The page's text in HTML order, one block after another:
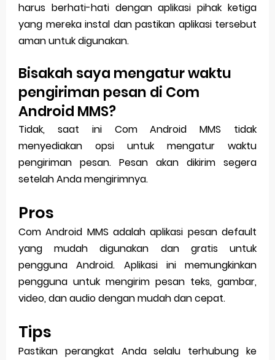
harus berhati-hati dengan aplikasi pihak ketiga
yang mereka instal dan pastikan aplikasi tersebut
aman untuk digunakan.
Bisakah saya mengatur waktu
pengiriman pesan di Com
Android MMS?
Tidak, saat ini Com Android MMS tidak
menyediakan opsi untuk mengatur waktu
pengiriman pesan. Pesan akan dikirim segera
setelah Anda mengirimnya.
Pros
Com Android MMS adalah aplikasi pesan default
yang mudah digunakan dan gratis untuk
pengguna Android. Aplikasi ini memungkinkan
pengguna untuk mengirim pesan teks, gambar,
video, dan audio dengan mudah dan cepat.
Tips
Pastikan perangkat Anda selalu terhubung ke